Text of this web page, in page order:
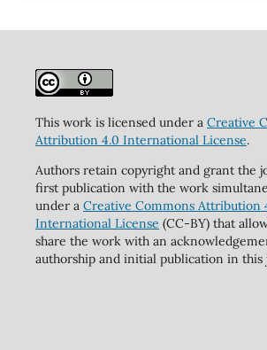
This work is licensed under a Creative
Attribution 4.0 International License.
Authors retain copyright and grant the
first publication with the work
under a Creative Commons Attribution
International License (CC-BY) that
share the work with an
authorship and initial publication in this